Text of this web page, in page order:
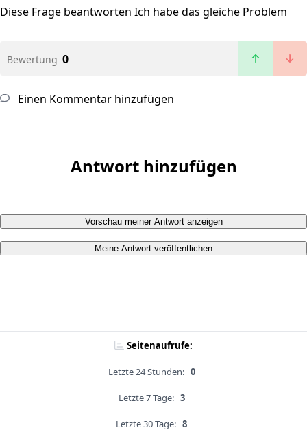
Diese Frage beantworten Ich habe das gleiche Problem
Bewertung 0
Einen Kommentar hinzufügen
Antwort hinzufügen
Vorschau meiner Antwort anzeigen
Meine Antwort veröffentlichen
Seitenaufrufe:
Letzte 24 Stunden: 0
Letzte 7 Tage: 3
Letzte 30 Tage: 8